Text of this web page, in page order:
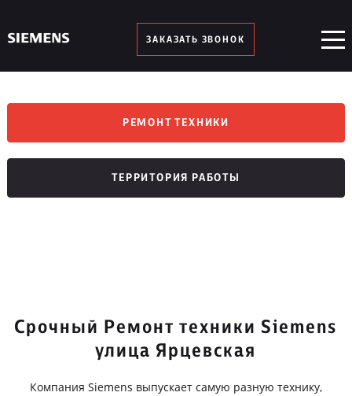
ЗАКАЗАТЬ ЗВОНОК
РЕМОНТ ТЕХНИКИ
ТЕРРИТОРИЯ РАБОТЫ
Срочный Ремонт техники Siemens
улица Ярцевская
Компания Siemens выпускает самую разную технику,